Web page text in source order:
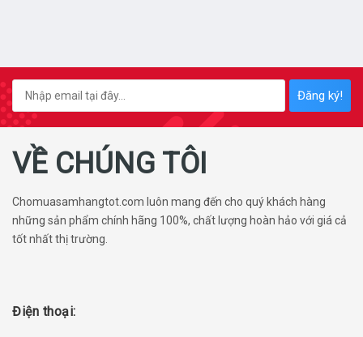
Đăng ký!
VỀ CHÚNG TÔI
Chomuasamhangtot.com luôn mang đến cho quý khách hàng
những sản phẩm chính hãng 100%, chất lượng hoàn hảo với giá cả
tốt nhất thị trường.
Điện thoại: